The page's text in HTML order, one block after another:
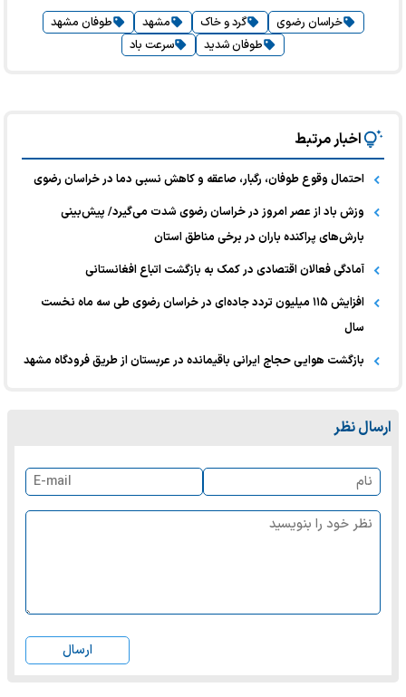
خراسان رضوی گرد و خاک مشهد
طوفان مشهد
طوفان شدید
سرعت باد
اخبار مرتبط
احتمال وقوع طوفان، رگبار، صاعقه و کاهش نسبی دما در خراسان رضوی
وزش باد از عصر امروز در خراسان رضوی شدت می‌گیرد/ پیش‌بینی
بارش‌های پراکنده باران در برخی مناطق استان
آمادگی فعالان اقتصادی در کمک به بازگشت اتباع افغانستانی
افزایش ۱۱۵ میلیون تردد جاده‌ای در خراسان رضوی طی سه ماه نخست
سال
بازگشت هوایی حجاج ایرانی باقیمانده در عربستان از طریق فرودگاه مشهد
ارسال نظر
ارسال